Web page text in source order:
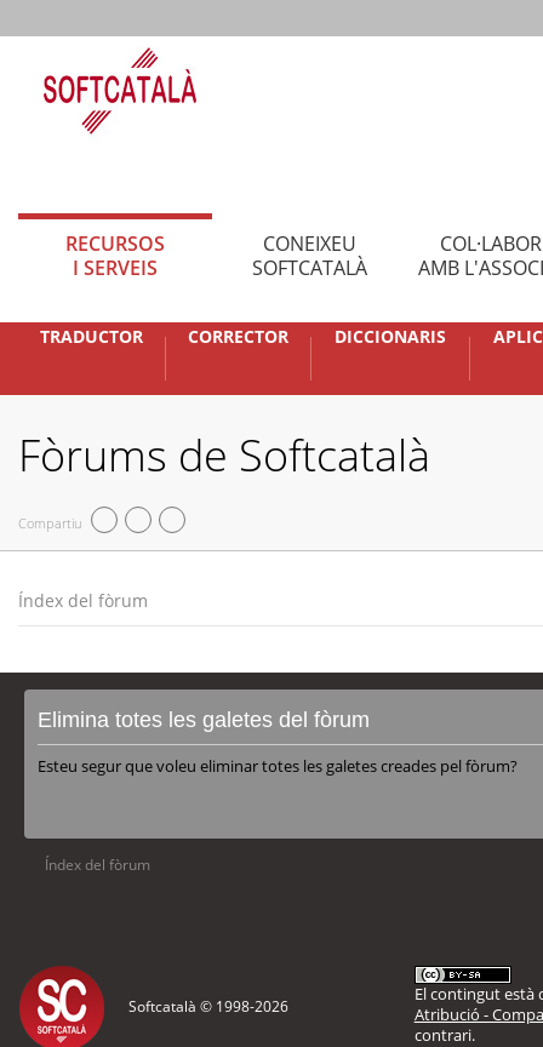
RECURSOS
I SERVEIS
CONEIXEU
SOFTCATALÀ
AMB
TRADUCTOR CORRECTOR DICCIONARIS
Fòrums de Softcatalà
Compartiu
Índex del fòrum
Elimina totes les galetes del fòrum
Esteu segur que voleu eliminar totes les galetes creades pel fòrum?
Índex del fòrum
Softcatalà © 1998-2026
El contingut està
Atribució -
contrari.